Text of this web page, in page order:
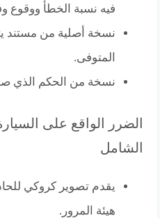
فيه نسبة الخطأ ووقوع
نسخة أصلية من مستند
المتوفى.
نسخة من الحكم الذي
الضرر الواقع على
الشامل
يقدم تصوير كروكي
هيئة المرور.